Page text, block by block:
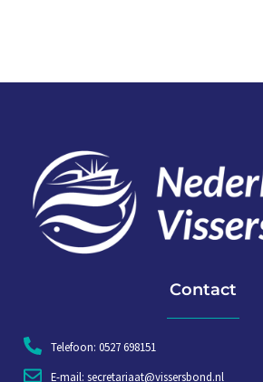
Contact
Telefoon: 0527 698151
E-mail: secretariaat@vissersbond.nl